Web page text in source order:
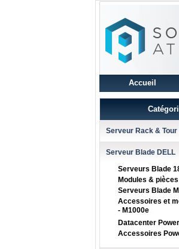
Accueil
Serveur Rack & Tour
Serveur Blade DELL
Serveurs Blade
Modules &
Serveurs Blade
Accessoires et
- M1000e
Datacenter
Accessoires